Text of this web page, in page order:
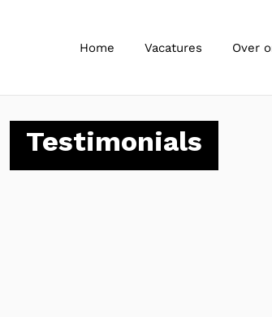
Home Vacatures Over
Testimonials